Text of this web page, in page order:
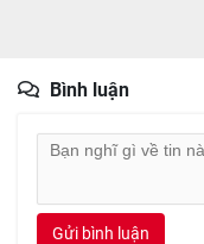
Bình luận
Gửi bình luận